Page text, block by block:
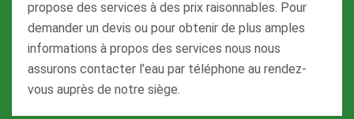
propose des services à des prix raisonnables. Pour
demander un devis ou pour obtenir de plus amples
informations à propos des services nous nous
assurons contacter l’eau par téléphone au rendez-
vous auprès de notre siège.